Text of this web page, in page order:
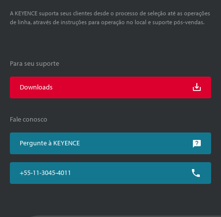
A KEYENCE suporta seus clientes desde o processo de seleção até as operações
de linha, através de instruções para operação no local e suporte pós-vendas.
Para seu suporte
Downloads
Fale conosco
Pergunte à KEYENCE
+55-11-3045-4011